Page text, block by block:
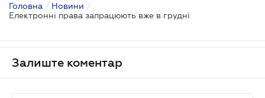
Головна / Новини /
Електронні права запрацюють вже в грудні
Залиште коментар